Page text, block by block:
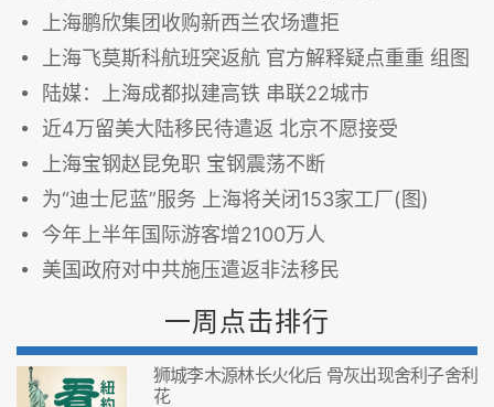
上海鹏欣集团收购新西兰农场遭拒
上海飞莫斯科航班突返航 官方解释疑点重重 组图
陆媒：上海成都拟建高铁 串联22城市
近4万留美大陆移民待遣返 北京不愿接受
上海宝钢赵昆免职 宝钢震荡不断
为“迪士尼蓝”服务 上海将关闭153家工厂(图)
今年上半年国际游客增2100万人
美国政府对中共施压遣返非法移民
一周点击排行
狮城李木源林长火化后 骨灰出现舍利子舍利
花